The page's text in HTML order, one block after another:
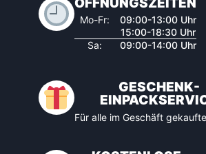
Mo-Fr:
09:00-13:00 Uhr
15:00-18:30 Uhr
Sa:
09:00-14:00 Uhr
GESCHENK-
Für alle im Geschäft